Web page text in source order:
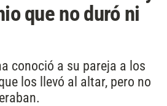
que no duró ni
conoció a su pareja a los
los llevó al altar, pero no